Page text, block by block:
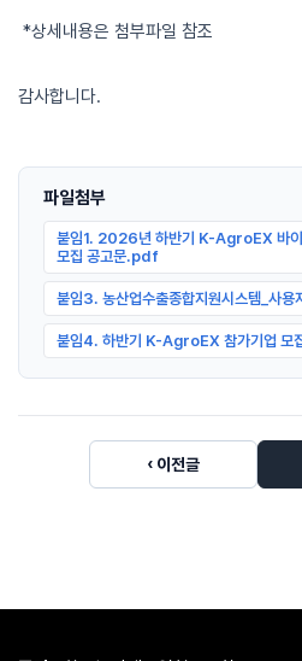
*상세내용은 첨부파일 참조
감사합니다.
파일첨부
붙임1. 2026년 하반기 K-AgroEX 바이
모집 공고문.pdf
붙임3. 농산업수출종합지원시스템_사
붙임4. 하반기 K-AgroEX 참가기업 모
‹ 이전글